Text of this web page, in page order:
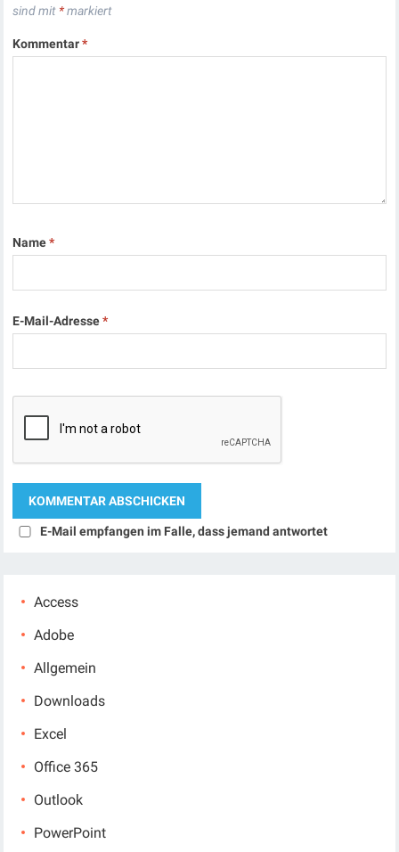
sind mit *markiert
Kommentar*
Name*
E-Mail-Adresse*
E-Mail empfangen im Falle, dass jemand antwortet
Access
Adobe
Allgemein
Downloads
Excel
Office 365
Outlook
PowerPoint